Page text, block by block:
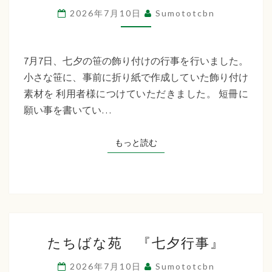
デ
イ
ー
ビ
ス
行
事
2026年7月10日 Sumototcbn
7月7日、七夕の笹の飾り付けの行事を行いました。
小さな笹に、事前に折り紙で作成していた飾り付け
素材を 利用者様につけていただきました。 短冊に
願い事を書いてい…
もっと読むもっと読む
ち
ば
たちばな苑 『七夕行事』
2026年7月10日 Sumototcbn